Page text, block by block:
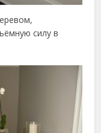
силу в